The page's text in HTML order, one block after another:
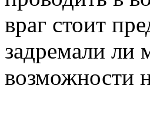
враг стоит
задремали ли
возможности